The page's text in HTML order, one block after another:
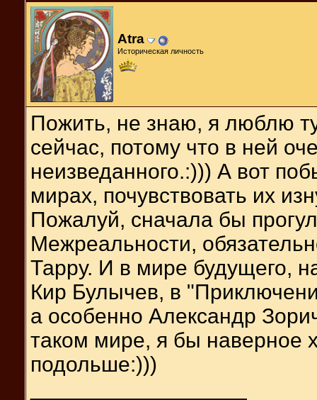
Atra
Историческая личность
Пожить, не знаю, я люблю
сейчас, потому что в ней
неизведанного.:))) А вот
мирах, почувствовать их
Пожалуй, сначала бы
Межреальности,
Тарру. И в мире будущего,
Кир Булычев, в
а особенно Александр
таком мире, я бы наверное
подольше:)))